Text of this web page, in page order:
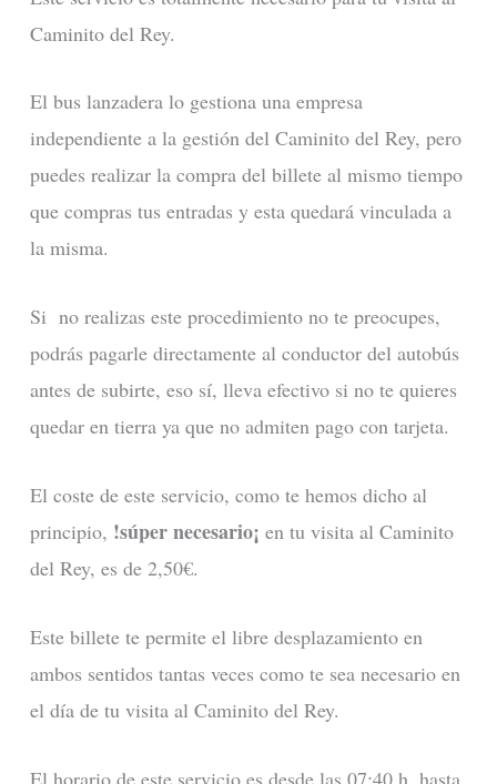
Caminito del Rey.
El bus lanzadera lo gestiona una empresa
independiente a la gestión del Caminito del Rey, pero
puedes realizar la compra del billete al mismo tiempo
que compras tus entradas y esta quedará vinculada a
la misma.
Si no realizas este procedimiento no te preocupes,
podrás pagarle directamente al conductor del autobús
antes de subirte, eso sí, lleva efectivo si no te quieres
quedar en tierra ya que no admiten pago con tarjeta.
El coste de este servicio, como te hemos dicho al
principio, !súper necesario¡ en tu visita al Caminito
del Rey, es de 2,50€.
Este billete te permite el libre desplazamiento en
ambos sentidos tantas veces como te sea necesario en
el día de tu visita al Caminito del Rey.
El horario de este servicio es desde las 07:40 h. hasta